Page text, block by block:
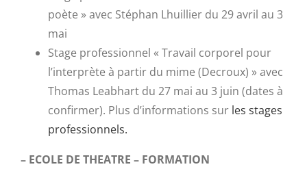
poète » avec Stéphan Lhuillier du 29 avril au 3
mai
Stage professionnel « Travail corporel pour
l’interprète à partir du mime (Decroux) » avec
Thomas Leabhart du 27 mai au 3 juin (dates à
confirmer). Plus d’informations sur les stages
professionnels.
– ECOLE DE THEATRE – FORMATION